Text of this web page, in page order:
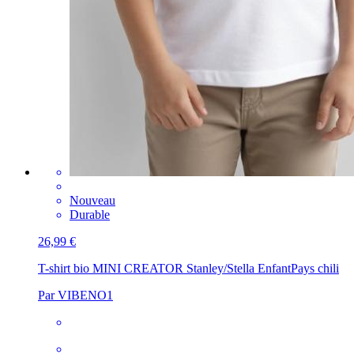
Nouveau
Durable
26,99 €
T-shirt bio MINI CREATOR Stanley/Stella EnfantPays chili
Par VIBENO1